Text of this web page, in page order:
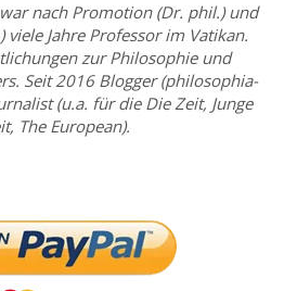
nach Promotion (Dr. phil.) und
Jahre Professor im Vatikan.
zur Philosophie und
Seit 2016 Blogger (philosophia-
(u.a. für die Die Zeit, Junge
The European).